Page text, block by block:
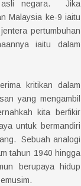
asli negara. Jika
Malaysia ke-9 iaitu
pertumbuhan
iaitu dalam
kritikan dalam
yang mengambil
kita berfikir
untuk bermandiri
Sebuah analogi
tahun 1940 hingga
berupaya hidup